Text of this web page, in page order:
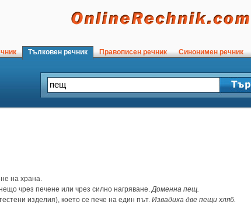
Тълковен речник Правописен речник Синонимен речник
на храна.
чрез печене или чрез силно нагряване.Доменна пещ.
изделия), което се пече на един път. Извадиха две пещи хляб.